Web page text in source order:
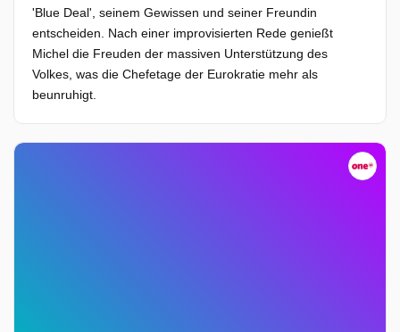
'Blue Deal', seinem Gewissen und seiner Freundin
entscheiden. Nach einer improvisierten Rede genießt
Michel die Freuden der massiven Unterstützung des
Volkes, was die Chefetage der Eurokratie mehr als
beunruhigt.